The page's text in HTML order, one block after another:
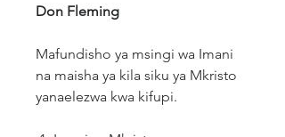
Don Fleming
Mafundisho ya msingi wa Imani
na maisha ya kila siku ya Mkristo
yanaelezwa kwa kifupi.